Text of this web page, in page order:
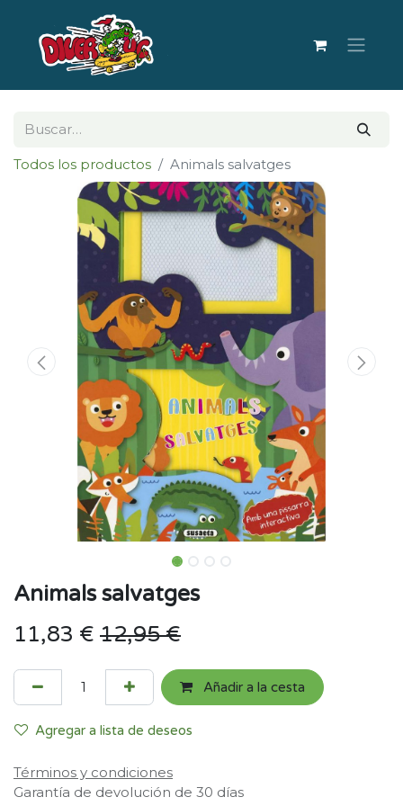
Todos los productos Animals salvatges
Animals salvatges
11,83 € 12,95€
Añadir a la cesta
Agregar a lista de deseos
Términos y condiciones
Garantía de devolución de 30 días